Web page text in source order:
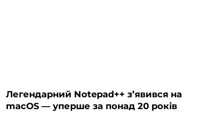
Легендарний Notepad++ з’явився на
macOS — уперше за понад 20 років